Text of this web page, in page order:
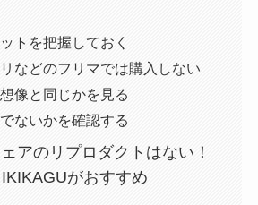
トを把握しておく
などのフリマでは購入しない
像と同じかを見る
ないかを確認する
アのリプロダクトはない！
がおすすめ